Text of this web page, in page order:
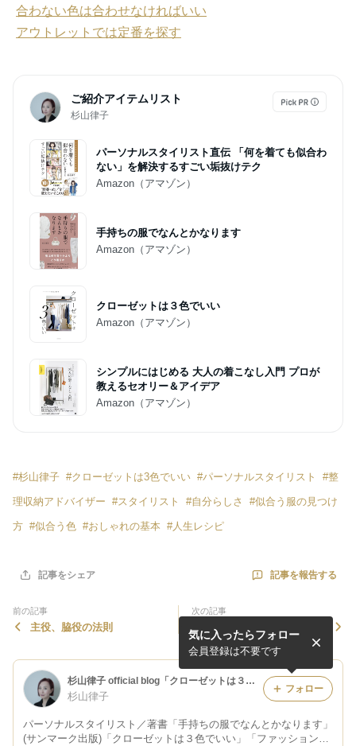
合わない色は合わせなければいい
アウトレットでは定番を探す
ご紹介アイテムリスト
杉山律子
パーソナルスタイリスト直伝 「何を着ても似合わ
ない」を解決するすごい垢抜けテク
Amazon（アマゾン）
手持ちの服でなんとかなります
Amazon（アマゾン）
クローゼットは３色でいい
Amazon（アマゾン）
シンプルにはじめる 大人の着こなし入門 プロが
教えるセオリー＆アイデア
Amazon（アマゾン）
#杉山律子 #クローゼットは3色でいい #パーソナルスタイリスト #整
理収納アドバイザー #スタイリスト #自分らしさ #似合う服の見つけ
方 #似合う色 #おしゃれの基本 #人生レシピ
記事をシェア 記事を報告する
前の記事
主役、脇役の法則
次の記事
オシャレになるために「やる
べきこと」と「必要なアイテ
ム」
杉山律子 official blog「クローゼットは３色でいい」Powered by Ameba
杉山律子
パーソナルスタイリスト／著書「手持ちの服でなんとかなります」
(サンマーク出版)「クローゼットは３色でいい」「ファッションの
気に入ったらフォロー
会員登録は不要です
フォロー